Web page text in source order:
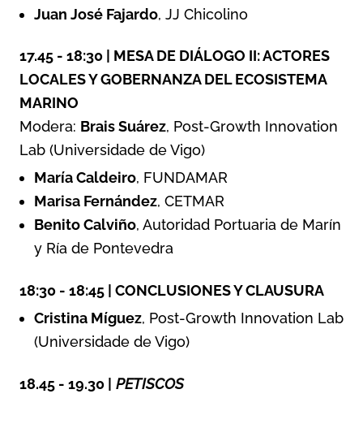
Juan José Fajardo, JJ Chicolino
17.45 - 18:30 | MESA DE DIÁLOGO II: ACTORES
LOCALES Y GOBERNANZA DEL ECOSISTEMA
MARINO
Modera: Brais Suárez, Post-Growth Innovation
Lab (Universidade de Vigo)
María Caldeiro, FUNDAMAR
Marisa Fernández, CETMAR
Benito Calviño, Autoridad Portuaria de Marín
y Ría de Pontevedra
18:30 - 18:45 | CONCLUSIONES Y CLAUSURA
Cristina Míguez, Post-Growth Innovation Lab
(Universidade de Vigo)
18.45 - 19.30 | PETISCOS